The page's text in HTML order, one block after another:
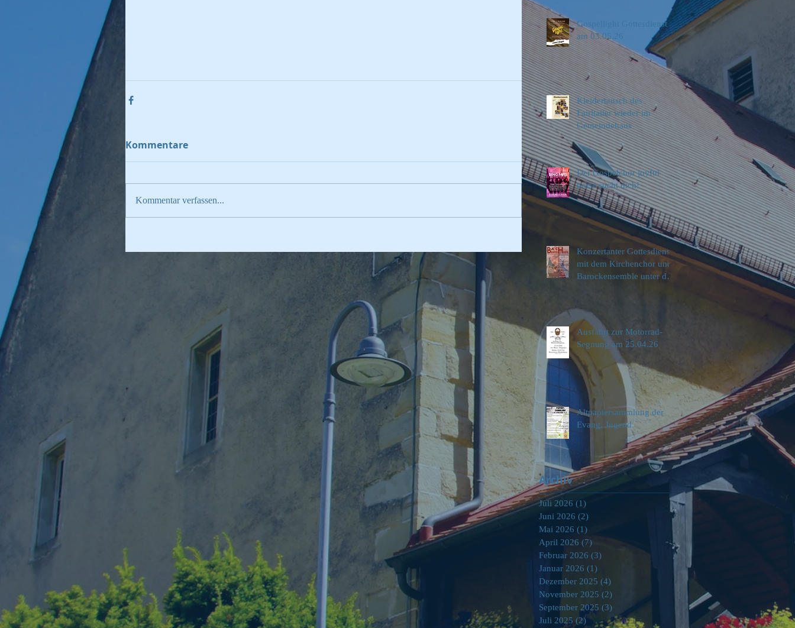
Kommentare
Kommentar verfassen...
Gospellight Gottesdienst
am 03.05.26
Kleidertausch des
Fairltailer wieder im
Gemeindehaus
Der Gospelchor joyful
noise sucht dich!
Konzertanter Gottesdienst
mit dem Kirchenchor und
Barockensemble unter der
Ausfahrt zur Motorrad-
Segnung am 25.04.26
Altpapiersammlung der
Evang. Jugend
Archiv
Juli 2026 (1)
Juni 2026 (2)
Mai 2026 (1)
April 2026 (7)
Februar 2026 (3)
Januar 2026 (1)
Dezember 2025 (4)
November 2025 (2)
September 2025 (3) 3 Beiträge
Juli 2025 (2) 2 Beiträge